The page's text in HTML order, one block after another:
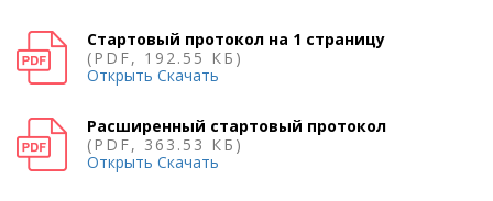
Стартовый протокол на 1 страницу
(PDF, 192.55 КБ)
Открыть Скачать
Расширенный стартовый протокол
(PDF, 363.53 КБ)
Открыть Скачать